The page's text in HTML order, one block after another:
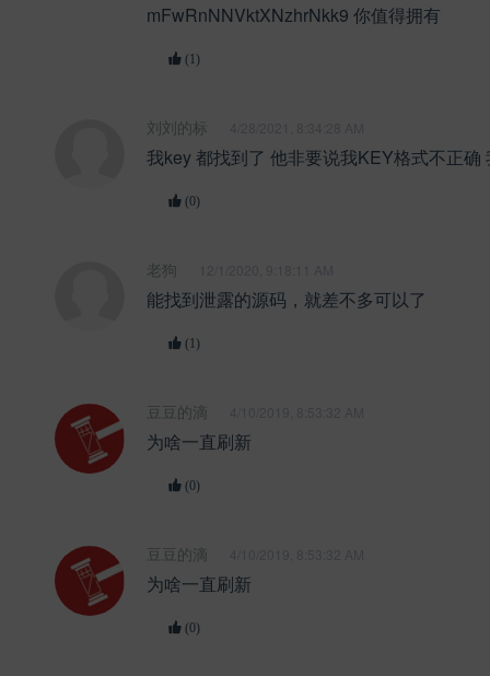
mFwRnNNVktXNzhrNkk9 你值得拥有
(1)
刘刘的标
我key 都找到了 他非要说我KEY格式不正确
(0)
老狗
能找到泄露的源码，就差不多可以了
(1)
豆豆的滴
为啥一直刷新
(0)
豆豆的滴
为啥一直刷新
(0)